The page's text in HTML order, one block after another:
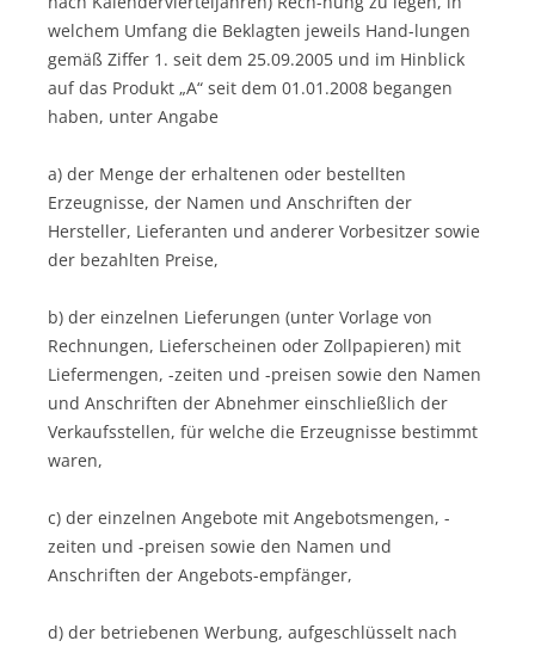
welchem Umfang die Beklagten jeweils Hand-lungen
gemäß Ziffer 1. seit dem 25.09.2005 und im Hinblick
auf das Produkt „A“ seit dem 01.01.2008 begangen
haben, unter Angabe
a) der Menge der erhaltenen oder bestellten
Erzeugnisse, der Namen und Anschriften der
Hersteller, Lieferanten und anderer Vorbesitzer sowie
der bezahlten Preise,
b) der einzelnen Lieferungen (unter Vorlage von
Rechnungen, Lieferscheinen oder Zollpapieren) mit
Liefermengen, -zeiten und -preisen sowie den Namen
und Anschriften der Abnehmer einschließlich der
Verkaufsstellen, für welche die Erzeugnisse bestimmt
waren,
c) der einzelnen Angebote mit Angebotsmengen, -
zeiten und -preisen sowie den Namen und
Anschriften der Angebots-empfänger,
d) der betriebenen Werbung, aufgeschlüsselt nach